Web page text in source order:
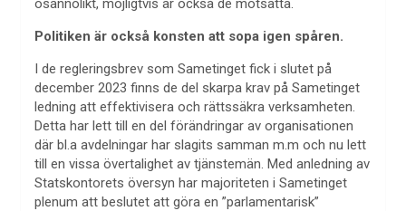
osannolikt, möjligtvis är också de motsatta.
Politiken är också konsten att sopa igen spåren.
I de regleringsbrev som Sametinget fick i slutet på
december 2023 finns de del skarpa krav på Sametinget
ledning att effektivisera och rättssäkra verksamheten.
Detta har lett till en del förändringar av organisationen
där bl.a avdelningar har slagits samman m.m och nu lett
till en vissa övertalighet av tjänstemän. Med anledning av
Statskontorets översyn har majoriteten i Sametinget
plenum att beslutet att göra en ”parlamentarisk”